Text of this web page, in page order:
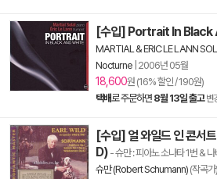
[수입] Portrait In
MARTIAL & ERIC LE LANN
Nocturne 2006년 05월
18,600원 (16% 할인 / 190원)
택배로 주문하면 8월 13일 출고 변
[수입] 얼 와일드 인 콘서
D) - 슈만 : 피아노 소나타 1번 & 나
슈만 (Robert Schumann) (작곡가),